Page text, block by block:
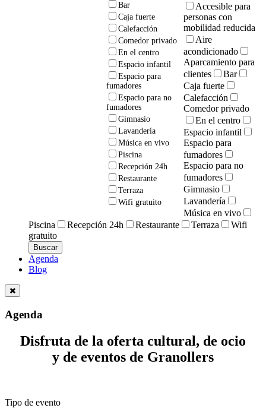
Bar
Caja fuerte
Calefacción
Comedor privado
En el centro
Espacio infantil
Espacio para
fumadores
Espacio para no
fumadores
Gimnasio
Lavandería
Música en vivo
Piscina
Recepción 24h
Restaurante
Terraza
Wifi gratuito
Accesible para
personas con
mobilidad reducida
Aire
acondicionado
Aparcamiento para
clientes
Bar
Caja fuerte
Calefacción
Comedor privado
En el centro
Espacio infantil
Espacio para
fumadores
Espacio para no
fumadores
Gimnasio
Lavandería
Música en vivo
Piscina
Recepción 24h Restaurante Terraza
Wifi
gratuito
Agenda
Blog
Agenda
Disfruta de la oferta cultural, de ocio
y de eventos de Granollers
Tipo de evento